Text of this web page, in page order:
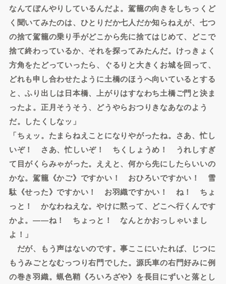
なんてぼんやりしているんだよ。駕籠の向きをしちっくど
く聞いてみたのは、ひとりだか七人だか知らねえが、七つ
の捨て駕籠の乗り手がどこから先に捨てはじめて、どこで
捨て終わっているか、それを探ってみたんだ。けっきょく
方角をたどっていったら、ぐるりと大きくお城を回って、
どれも申し合わせたように土橋のほうへ向いているとする
と、ふり出しは日本橋、上がりはすなわち土橋ご門と決ま
ったよ。正月そうそう、どうやらおつりきなあなのよう
だ。したくしなッ」
「ちぇッ。たまらねえことになりやがったね。さあ、忙し
いぞ！ さあ、忙しいぞ！ ちくしょうめ！ うれしすぎ
て目がくらみゃがった。ええと、何から先にしたらいいの
かな。駕籠《かご》ですかい！ おひろいですかい！ 雪
駄《せった》ですかい！ お羽織ですかい！ ね！ ちょ
っと！ かなわねえな。やけに黙って、どこへ行くんです
かよ。――ね！ ちょっと！ なんとかおっしゃいまし
よ！」
だが、もう声はないのです。事ここにいたれば、じつに
もうみごとなむっつり右門でした。源氏車の右門好みに例
の巻き羽織。蝋色鞘《ろいろざや》を長目にずいと落とし